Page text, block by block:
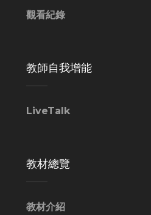
觀看紀錄
教師自我增能
LiveTalk
教材總覽
教材介紹